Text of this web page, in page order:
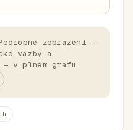
zobrazení —
vazby a
v plném grafu.